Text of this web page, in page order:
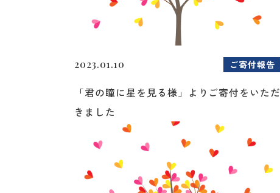
2023.01.10 ご寄付報告
「君の瞳に星を見る様」よりご寄付をいただ
きました